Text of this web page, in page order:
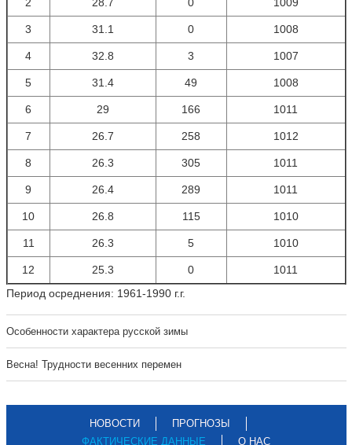
3 31.1 0 1008
4 32.8 3 1007
5 31.4 49 1008
6 29 166 1011
7 26.7 258 1012
8 26.3 305 1011
9 26.4 289 1011
10 26.8 115 1010
11 26.3 5 1010
12 25.3 0
1011
Период осреднения: 1961-1990 г.г.
Особенности характера русской зимы
Весна! Трудности весенних перемен
НОВОСТИ
ПРОГНОЗЫ
ФАКТИЧЕСКИЕ ДАННЫЕ
О НАС